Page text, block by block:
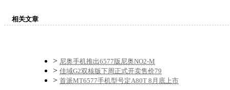
相关文章
> 尼奥手机推出6577版尼奥NO2-M
> 佳域G2双核版下周正式开卖售价79
> 首派MT6577手机型号定A80T 8月底上市